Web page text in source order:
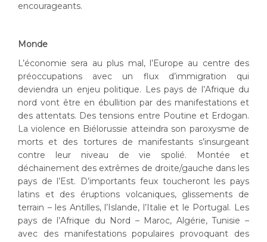
encourageants.
Monde
L’économie sera au plus mal, l’Europe au centre des
préoccupations avec un flux d’immigration qui
deviendra un enjeu politique. Les pays de l’Afrique du
nord vont être en ébullition par des manifestations et
des attentats. Des tensions entre Poutine et Erdogan.
La violence en Biélorussie atteindra son paroxysme de
morts et des tortures de manifestants s’insurgeant
contre leur niveau de vie spolié. Montée et
déchainement des extrêmes de droite/gauche dans les
pays de l’Est. D’importants feux toucheront les pays
latins et des éruptions volcaniques, glissements de
terrain – les Antilles, l’Islande, l’Italie et le Portugal. Les
pays de l’Afrique du Nord – Maroc, Algérie, Tunisie –
avec des manifestations populaires provoquant des